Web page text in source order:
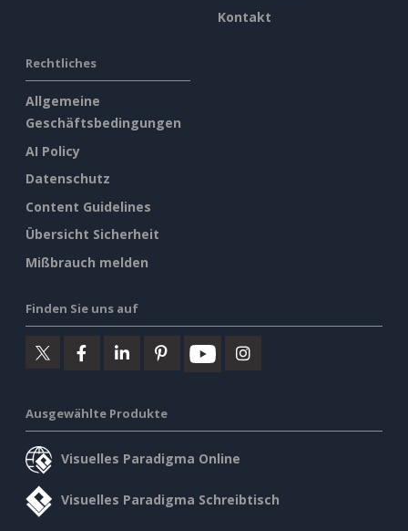
Kontakt
Rechtliches
Allgemeine
Geschäftsbedingungen
AI Policy
Datenschutz
Content Guidelines
Übersicht Sicherheit
Mißbrauch melden
Finden Sie uns auf
Ausgewählte Produkte
Visuelles Paradigma Online
Visuelles Paradigma Schreibtisch